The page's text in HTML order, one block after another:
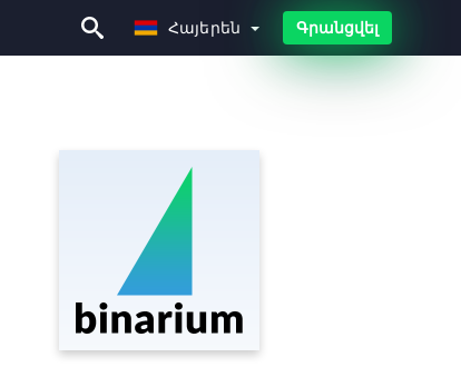
Հայերեն
Հայերեն Գրանցվել